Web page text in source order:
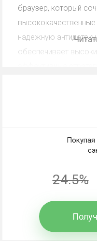
браузер, который
надежную
обеспечивает
скидкой,
Кэшбэк - частичный
от других вариантов
Промокод-
Покупая
24.5%